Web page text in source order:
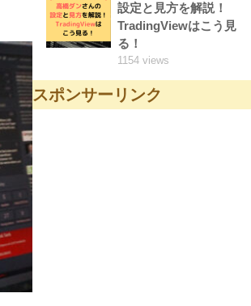
設定と見方を解説！
TradingViewはこう見
る！
1154 views
スポンサーリンク